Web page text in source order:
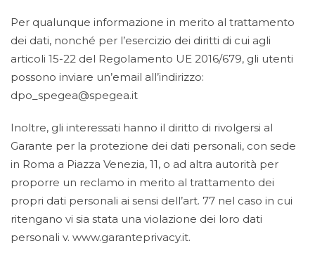
Per qualunque informazione in merito al trattamento
dei dati, nonché per l’esercizio dei diritti di cui agli
articoli 15-22 del Regolamento UE 2016/679, gli utenti
possono inviare un’email all’indirizzo:
dpo_spegea@spegea.it
Inoltre, gli interessati hanno il diritto di rivolgersi al
Garante per la protezione dei dati personali, con sede
in Roma a Piazza Venezia, 11, o ad altra autorità per
proporre un reclamo in merito al trattamento dei
propri dati personali ai sensi dell’art. 77 nel caso in cui
ritengano vi sia stata una violazione dei loro dati
personali v. www.garanteprivacy.it.